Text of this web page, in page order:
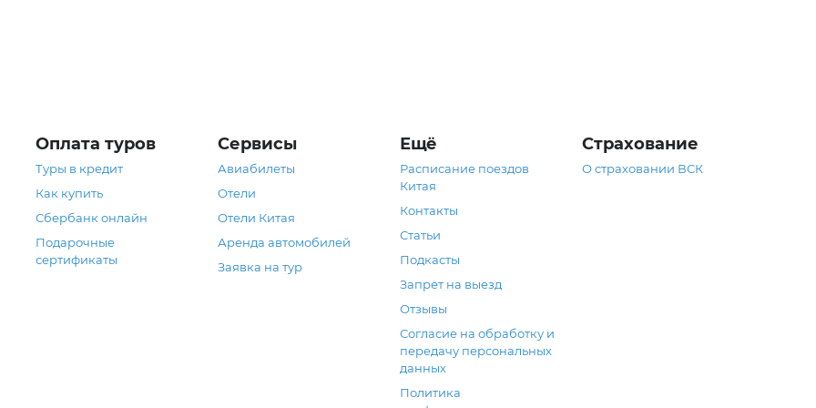
Оплата туров
Туры в кредит
Как купить
Сбербанк онлайн
Подарочные
сертификаты
Сервисы
Авиабилеты
Отели
Отели Китая
Аренда автомобилей
Заявка на тур
Ещё
Расписание поездов
Китая
Контакты
Статьи
Подкасты
Запрет на выезд
Отзывы
Согласие на обработку и
передачу персональных
данных
Политика
Страхование
О страховании ВСК